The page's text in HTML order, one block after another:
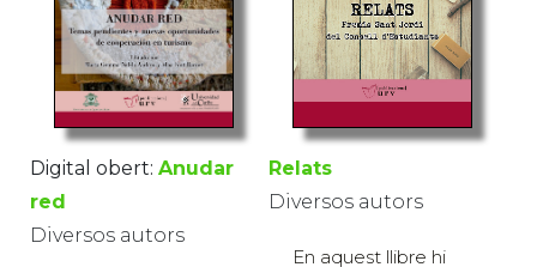
Digital obert: Anudar
red
Diversos autors
Relats
Diversos autors
En aquest llibre hi